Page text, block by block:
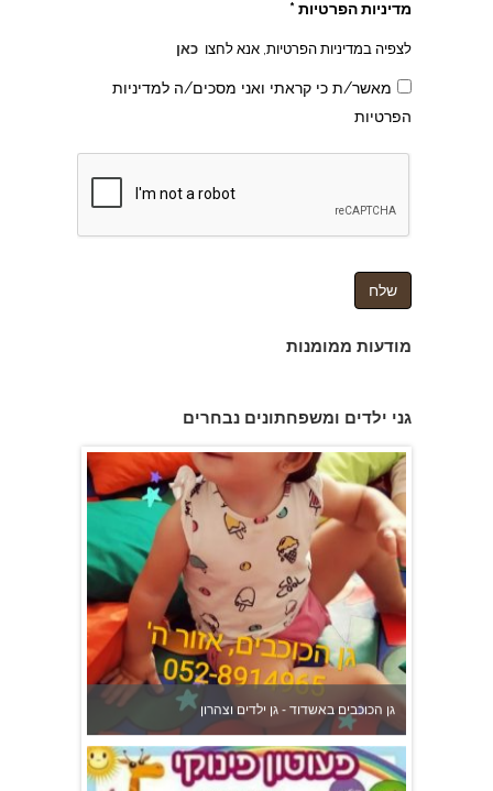
מדיניות הפרטיות *
לצפיה במדיניות הפרטיות, אנא לחצו כאן
מאשר/ת כי קראתי ואני מסכים/ה למדיניות
הפרטיות
מודעות ממומנות
גני ילדים ומשפחתונים נבחרים
גן הכוכבים באשדוד - גן ילדים וצהרון
פעוטון פינוקי במודיעין